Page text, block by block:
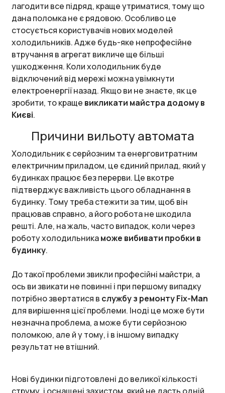
лагодити все підряд, краще утриматися, тому що
дана поломка не є рядовою. Особливо це
стосується користувачів нових моделей
холодильників. Адже будь-яке непрофесійне
втручання в агрегат викличе ще більші
ушкодження. Коли холодильник буде
відключений від мережі можна увімкнути
електроенергії назад. Якщо ви не знаєте, як це
зробити, то краще викликати майстра додому в
Києві.
Причини вильоту автомата
Холодильник є серйозним та енерговитратним
електричним приладом, це єдиний прилад, який у
будинках працює без перерви. Це вкотре
підтверджує важливість цього обладнання в
будинку. Тому треба стежити за тим, щоб він
працював справно, а його робота не шкодила
решті. Але, на жаль, часто випадок, коли через
роботу холодильникаможе вибивати пробки в
будинку.
До такої проблеми звикли професійні майстри, а
ось ви звикати не повинні і при першому випадку
потрібно звертатися в службу з ремонту Fix-Man
для вирішення цієї проблеми. Іноді це може бути
незначна проблема, а може бути серйозною
поломкою, але й у тому, і в іншому випадку
результат не втішний.
Нові будинки підготовлені до великої кількості